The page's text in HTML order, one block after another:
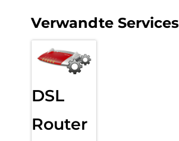
Verwandte Services
DSL
Router